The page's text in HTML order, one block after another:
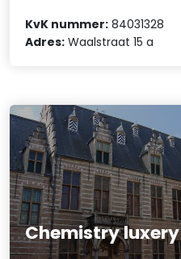
KvK nummer: 84031328
Adres: Waalstraat 15 a
Chemistry luxery